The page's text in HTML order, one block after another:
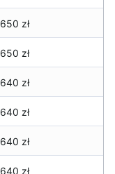
650 zł
650 zł
640 zł
640 zł
640 zł
640 zł